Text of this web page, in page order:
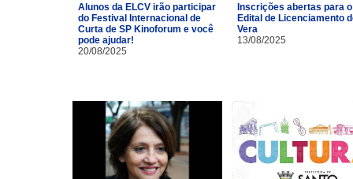
Alunos da ELCV irão participar
do Festival Internacional de
Curta de SP Kinoforum e você
pode ajudar!
20/08/2025
Inscrições abertas para o
Edital de Licenciamento
Vera
13/08/2025